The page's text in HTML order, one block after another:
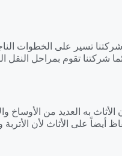
تسير على الخطوات
شركتنا تقوم بمراحل النقل
به العديد من الأوساخ
على الأثاث لأن الأتربة